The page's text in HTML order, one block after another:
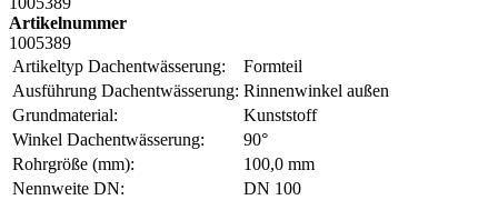
Artikelnummer
1005389
Artikeltyp Dachentwässerung:
Formteil
Ausführung Dachentwässerung: Rinnenwinkel außen
Grundmaterial:
Kunststoff
Winkel Dachentwässerung:
90°
Rohrgröße (mm):
100,0 mm
Nennweite DN:
DN 100